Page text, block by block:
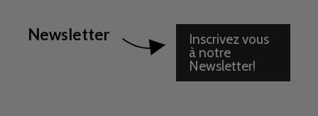
Newsletter
Inscrivez vous
à notre
Newsletter!